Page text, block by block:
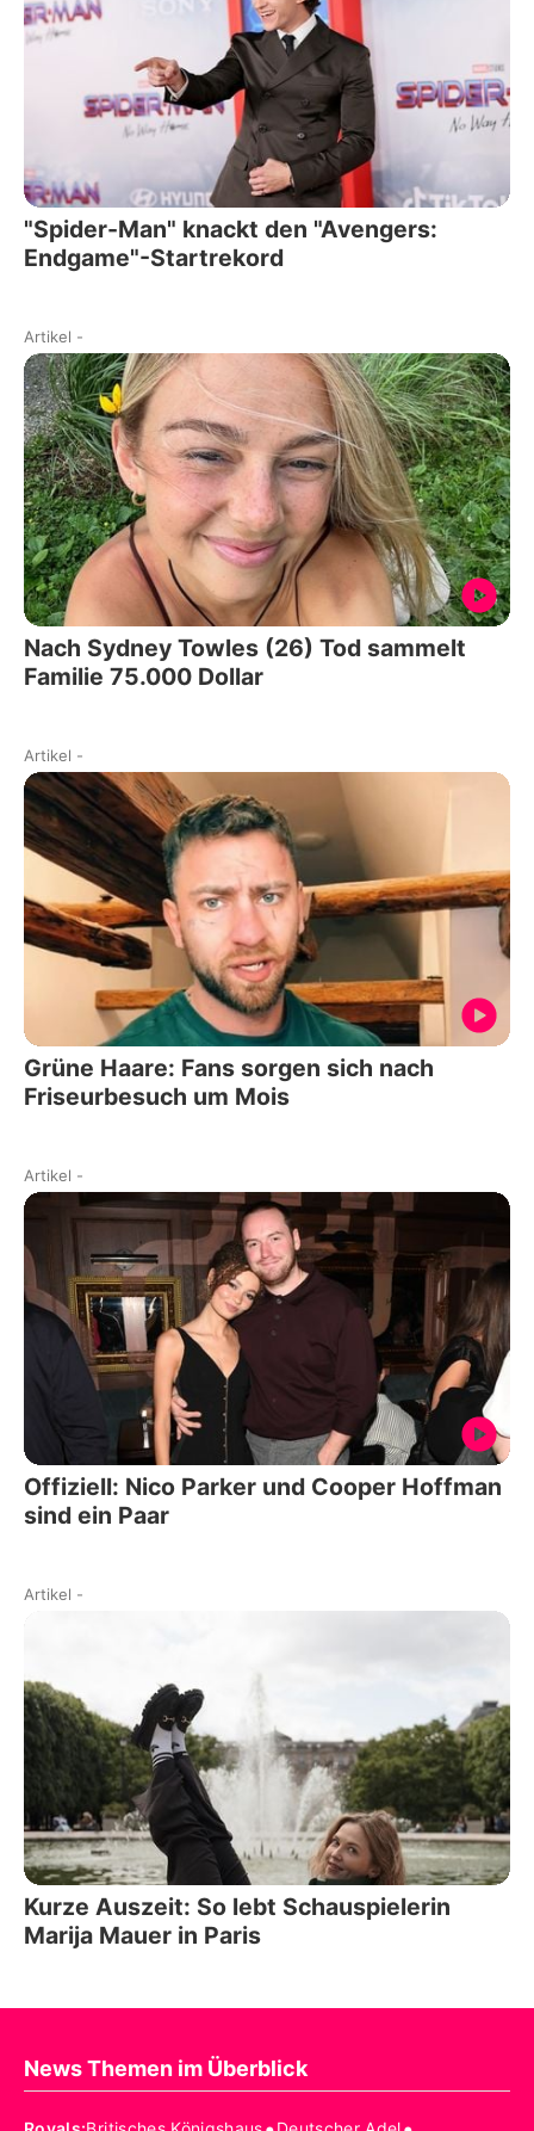
"Spider-Man" knackt den "Avengers:
Endgame"-Startrekord
Artikel -
Nach Sydney Towles (26) Tod sammelt
Familie 75.000 Dollar
Artikel -
Grüne Haare: Fans sorgen sich nach
Friseurbesuch um Mois
Artikel -
Offiziell: Nico Parker und Cooper Hoffman
sind ein Paar
Artikel -
Kurze Auszeit: So lebt Schauspielerin
Marija Mauer in Paris
News Themen im Überblick